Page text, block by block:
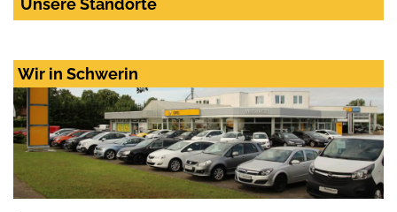
Unsere Standorte
Wir in Schwerin